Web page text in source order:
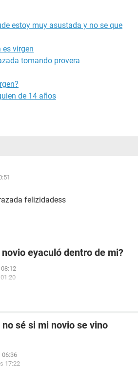
me salieron bolas blancas en los
me salió un liquido blanco,
estoy muy asustada y no se que
es virgen
tomando provera
de 14 años
felizidadess
eyaculó dentro de mi?
sé si mi novio se vino
06:36
17:22